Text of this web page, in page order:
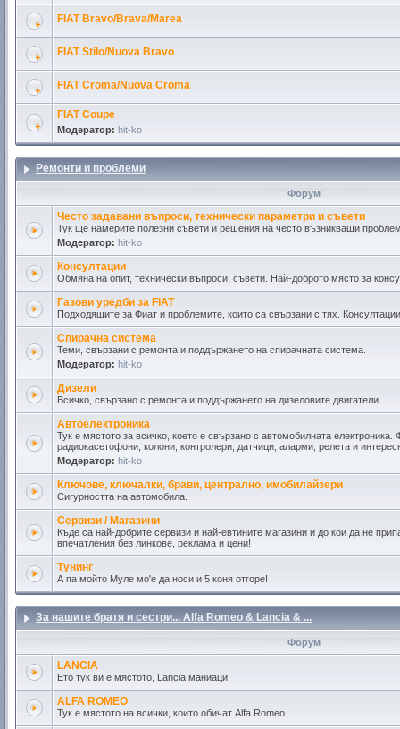
FIAT Bravo/Brava/Marea
FIAT Stilo/Nuova Bravo
FIAT Croma/Nuova Croma
FIAT Coupe
Модератор: hit-ko
Ремонти и проблеми
Форум
Често задавани въпроси, технически параметри и съвети
Тук ще намерите полезни съвети и решения на често възникващи
Модератор: hit-ko
Консултации
Обмяна на опит, технически въпроси, съвети. Най-доброто място за
Газови уредби за FIAT
Подходящите за Фиат и проблемите, които са свързани с тях.
Спирачна система
Теми, свързани с ремонта и поддържането на спирачната система.
Модератор: hit-ko
Дизели
Всичко, свързано с ремонта и поддържането на дизеловите двигатели.
Автоелектроника
Тук е мястото за всичко, което е свързано с автомобилната
радиокасетофони, колони, контролери, датчици, аларми, релета и
Модератор: hit-ko
Ключове, ключалки, брави, централно, имобилайзери
Сигурността на автомобила.
Сервизи / Магазини
Къде са най-добрите сервизи и най-евтините магазини и до кои да не
впечатления без линкове, реклама и цени!
Тунинг
А па мойто Муле мо'е да носи и 5 коня отгоре!
За нашите братя и сестри... Alfa Romeo & Lancia & ...
Форум
LANCIA
Ето тук ви е мястото, Lancia маниаци.
ALFA ROMEO
Тук е мястото на всички, които обичат Alfa Romeo...